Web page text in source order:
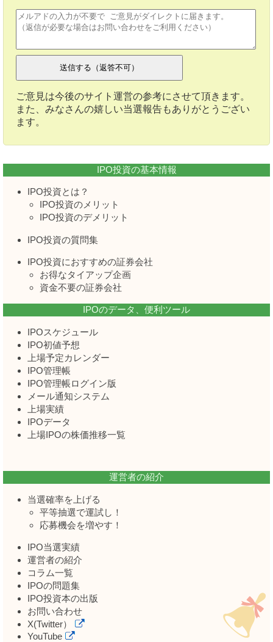
ご意見は今後のサイト運営の参考にさせて頂きます。
また、みなさんの嬉しい当選報告もありがとうござい
ます。
IPO投資の基本情報
IPO投資とは？
IPO投資のメリット
IPO投資のデメリット
IPO投資の質問集
IPO投資におすすめの証券会社
お得なタイアップ企画
資金不要の証券会社
IPOのデータ、便利ツール
IPOスケジュール
IPO初値予想
上場予定カレンダー
IPO管理帳
IPO管理帳ログイン版
メール通知システム
上場実績
IPOデータ
上場IPOの株価推移一覧
運営者の紹介
当選確率を上げる
平等抽選で運試し！
応募機会を増やす！
IPO当選実績
運営者の紹介
コラム一覧
IPOの問題集
IPO投資本の出版
お問い合わせ
X(Twitter）
YouTube